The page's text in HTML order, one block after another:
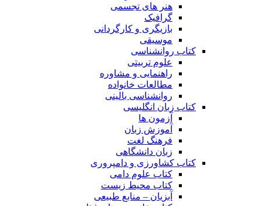
هنر های تجسمی
گرافیک
بازیگری و کارگردانی
موسیقی
کتاب روانشناسی
علوم تربیتی
راهنمایی و مشاوره
مطالعات خانواده
روانشناسی بالینی
کتاب زبان انگلیسی
آزمون ها
آموزش زبان
فرهنگ لغت
زبان دانشگاهی
کتاب کشاورزی و دامپروری
کتاب علوم دامی
کتاب محیط زیست
آبزیان – منابع طبیعی